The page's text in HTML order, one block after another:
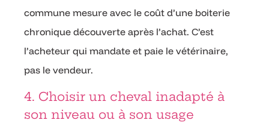
commune mesure avec le coût d’une boiterie
chronique découverte après l’achat. C’est
l’acheteur qui mandate et paie le vétérinaire,
pas le vendeur.
4. Choisir un cheval inadapté à
son niveau ou à son usage